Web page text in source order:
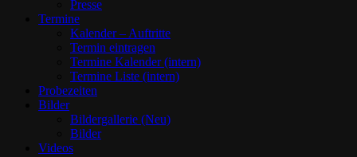
Presse
Termine
Kalender – Auftritte
Termin eintragen
Termine Kalender (intern)
Termine Liste (intern)
Probezeiten
Bilder
Bildergallerie (Neu)
Bilder
Videos